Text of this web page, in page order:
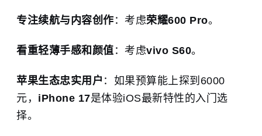
专注续航与内容创作 ：考虑荣耀600 Pro。
看重轻薄手感和颜值 ：考虑vivo S60。
苹果生态忠实用户 ：如果预算能上探到6000
元， iPhone 17是体验iOS最新特性的入门选
择。